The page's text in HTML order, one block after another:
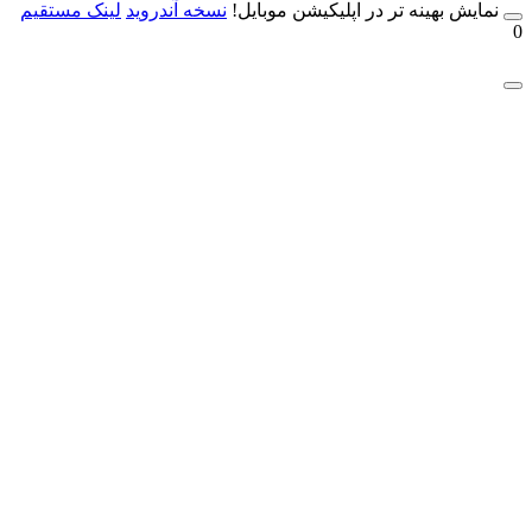
بهینه تر در اپلیکیشن موبایل!نسخه آندروید لینک مستقیم